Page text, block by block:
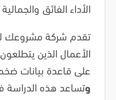
الأداء الفائق والجمالية
تقدم شركة مشروعك
الأعمال الذين
على قاعدة بيانات
وتساعد هذه الدراسة